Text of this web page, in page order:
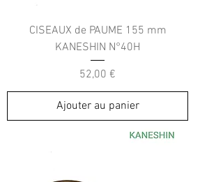
CISEAUX de PAUME 155 mm
KANESHIN N°40H
Prix
52,00 €
Ajouter au panier